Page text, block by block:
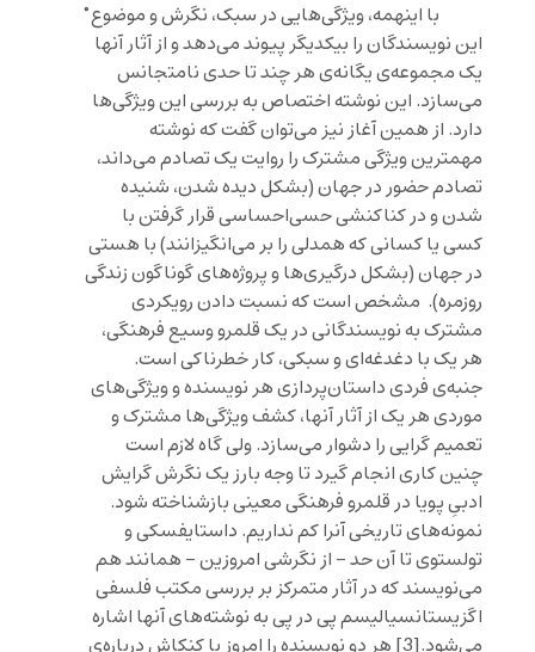
با اینهمه، ویژگی‌هایی در سبک، نگرش و موضوعﹾ
این نویسندگان را بیکدیگر پیوند می‌دهد و از آثار آنها
یک مجموعه‌ی یگانه‌ی هر چند تا حدی نامتجانس
می‌سازد. این نوشته اختصاص به بررسی این ویژگی‌ها
دارد. از همین آغاز نیز می‌توان گفت که نوشته
مهمترین ویژگی مشترک را روایت یک تصادم می‌داند،
تصادم حضور در جهان (بشکل دیده شدن، شنیده
شدن و در کناکنشی حسی‌احساسی قرار گرفتن با
کسی یا کسانی که همدلی را بر می‌انگیزانند) با هستی
در جهان (بشکل درگیری‌ها و پروژه‌های گوناگون زندگی
روزمره). مشخص است که نسبت دادن رویکردی
مشترک به نویسندگانی در یک قلمرو وسیع فرهنگی،
هر یک با دغدغه‌ای و سبکی، کار خطرناکی است.
جنبه‌ی فردی داستان‌پردازی هر نویسنده و ویژگی‌های
موردی هر یک از آثار آنها، کشف ویژگی‌ها مشترک و
تعمیم گرایی را دشوار می‌سازد. ولی گاه لازم است
چنین کاری انجام گیرد تا وجه بارز یک نگرش گرایش
ادبیِ پویا در قلمرو فرهنگی معینی بازشناخته شود.
نمونه‌های تاریخی آنرا کم نداریم. داستایفسکی و
تولستوی تا آن حد – از نگرشی امروزین – همانند هم
می‌نویسند که در آثار متمرکز بر بررسی مکتب فلسفی
اگزیستانسیالیسم پی در پی به نوشته‌های آنها اشاره
می‌شود.[3]
هر دو نویسنده را امروز با کنکاش درباره‌ی